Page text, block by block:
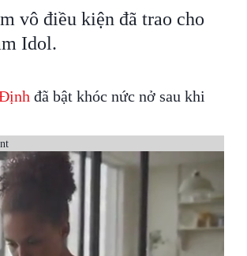
vô điều kiện đã trao cho
Idol.
đã bật khóc nức nở sau khi